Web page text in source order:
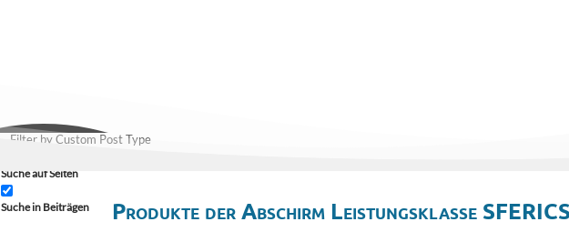
Filter by Custom Post Type
Suche auf Seiten
Suche in Beiträgen Produkte der Abschirm Leistungsklasse